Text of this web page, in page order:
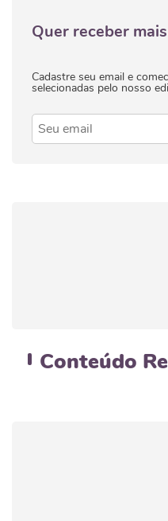
Quer receber
Cadastre seu email e
selecionadas pelo nosso
Conteúdo